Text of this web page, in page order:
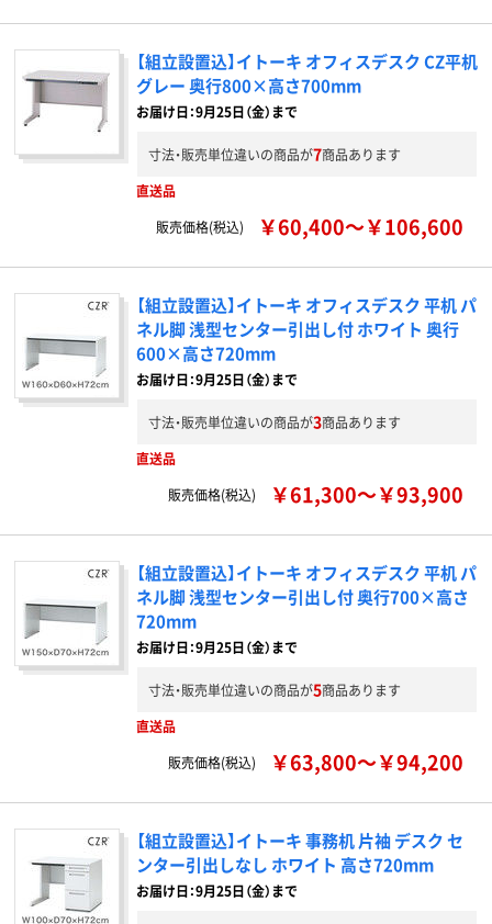
【組立設置込】イトーキ オフィスデスク CZ平机
グレー 奥行800×高さ700mm
お届け日：9月25日（金）まで
寸法・販売単位違いの商品が7商品あります
直送品
販売価格(税込)
￥60,400～￥106,600
【組立設置込】イトーキ オフィスデスク 平机 パ
ネル脚 浅型センター引出し付 ホワイト 奥行
600×高さ720mm
お届け日：9月25日（金）まで
寸法・販売単位違いの商品が3商品あります
直送品
販売価格(税込)
￥61,300～￥93,900
【組立設置込】イトーキ オフィスデスク 平机 パ
ネル脚 浅型センター引出し付 奥行700×高さ
720mm
お届け日：9月25日（金）まで
寸法・販売単位違いの商品が5商品あります
直送品
販売価格(税込)
￥63,800～￥94,200
【組立設置込】イトーキ 事務机 片袖 デスク セ
ンター引出しなし ホワイト 高さ720mm
お届け日：9月25日（金）まで